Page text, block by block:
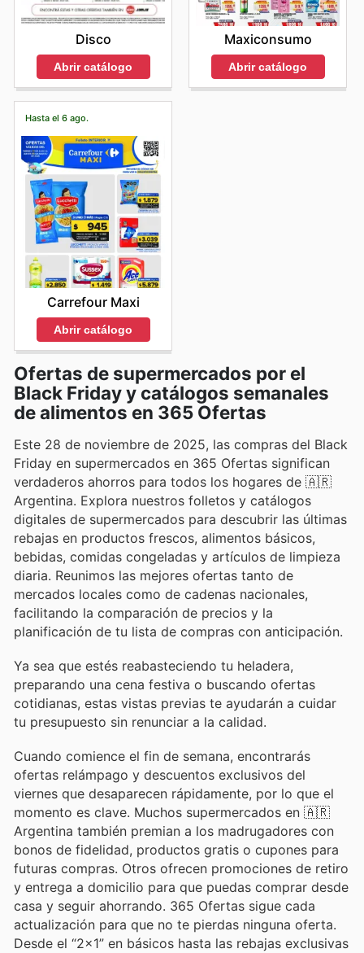
Disco
Abrir catálogo
Maxiconsumo
Abrir catálogo
Hasta el 6 ago.
Carrefour Maxi
Abrir catálogo
Ofertas de supermercados por el
Black Friday y catálogos semanales
de alimentos en 365 Ofertas
Este 28 de noviembre de 2025, las compras del Black
Friday en supermercados en 365 Ofertas significan
verdaderos ahorros para todos los hogares de 🇦🇷
Argentina. Explora nuestros folletos y catálogos
digitales de supermercados para descubrir las últimas
rebajas en productos frescos, alimentos básicos,
bebidas, comidas congeladas y artículos de limpieza
diaria. Reunimos las mejores ofertas tanto de
mercados locales como de cadenas nacionales,
facilitando la comparación de precios y la
planificación de tu lista de compras con anticipación.
Ya sea que estés reabasteciendo tu heladera,
preparando una cena festiva o buscando ofertas
cotidianas, estas vistas previas te ayudarán a cuidar
tu presupuesto sin renunciar a la calidad.
Cuando comience el fin de semana, encontrarás
ofertas relámpago y descuentos exclusivos del
viernes que desaparecen rápidamente, por lo que el
momento es clave. Muchos supermercados en 🇦🇷
Argentina también premian a los madrugadores con
bonos de fidelidad, productos gratis o cupones para
futuras compras. Otros ofrecen promociones de retiro
y entrega a domicilio para que puedas comprar desde
casa y seguir ahorrando. 365 Ofertas sigue cada
actualización para que no te pierdas ninguna oferta.
Desde el “2x1” en básicos hasta las rebajas exclusivas